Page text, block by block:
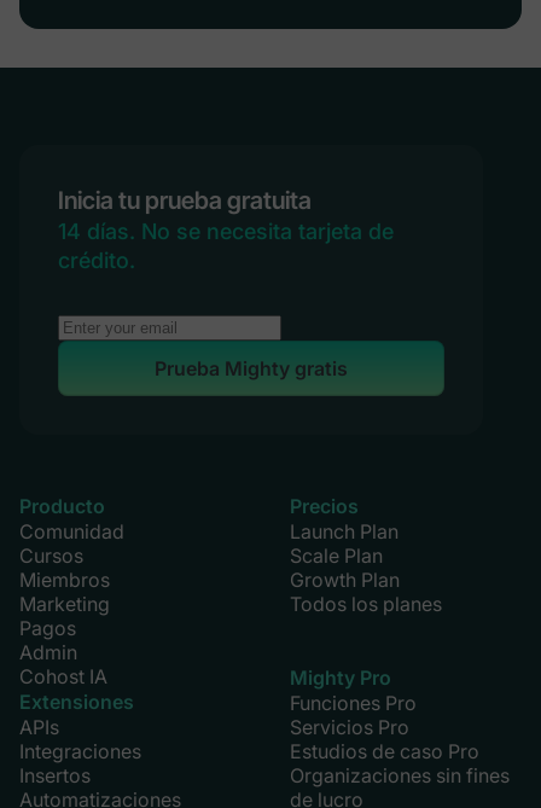
Inicia tu prueba gratuita
14 días. No se necesita tarjeta de
crédito.
Prueba Mighty gratis
Producto
Comunidad
Cursos
Miembros
Marketing
Pagos
Admin
Cohost IA
Extensiones
APIs
Integraciones
Insertos
Automatizaciones
Precios
Launch Plan
Scale Plan
Growth Plan
Todos los planes
Mighty Pro
Funciones Pro
Servicios Pro
Estudios de caso Pro
Organizaciones sin fines
de lucro